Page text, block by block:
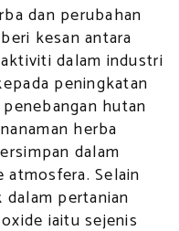
dan perubahan
kesan antara
dalam industri
peningkatan
hutan
herba
dalam
Selain
pertanian
iaitu sejenis